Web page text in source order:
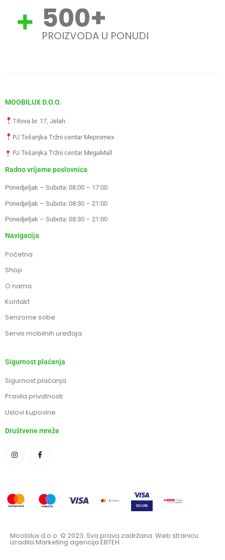
500+
PROIZVODA U PONUDI
MOOBILUX D.O.O.
Titova br. 17, Jelah
PJ Tešanjka Tržni centar Mepromex
PJ Tešanjka Tržni centar MegaMall
Radno vrijeme poslovnica
Ponedjeljak – Subota: 08:00 – 17:00
Ponedjeljak – Subota: 08:30 – 21:00
Ponedjeljak – Subota: 08:30 – 21:00
Navigacija
Početna
Shop
O nama
Kontakt
Senzorne sobe
Servis mobilnih uređaja
Sigurnost plaćanja
Sigurnost plaćanja
Pravila privatnosti
Uslovi kupovine
Društvene mreže
Moobilux d.o.o. © 2023. Sva prava zadržana. Web stranicu
izradila Marketing agencija EBTEH